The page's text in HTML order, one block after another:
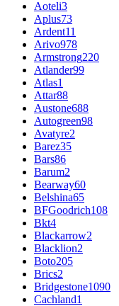
Aoteli3
Aplus73
Ardent11
Arivo978
Armstrong220
Atlander99
Atlas1
Attar88
Austone688
Autogreen98
Avatyre2
Barez35
Bars86
Barum2
Bearway60
Belshina65
BFGoodrich108
Bkt4
Blackarrow2
Blacklion2
Boto205
Brics2
Bridgestone1090
Cachland1